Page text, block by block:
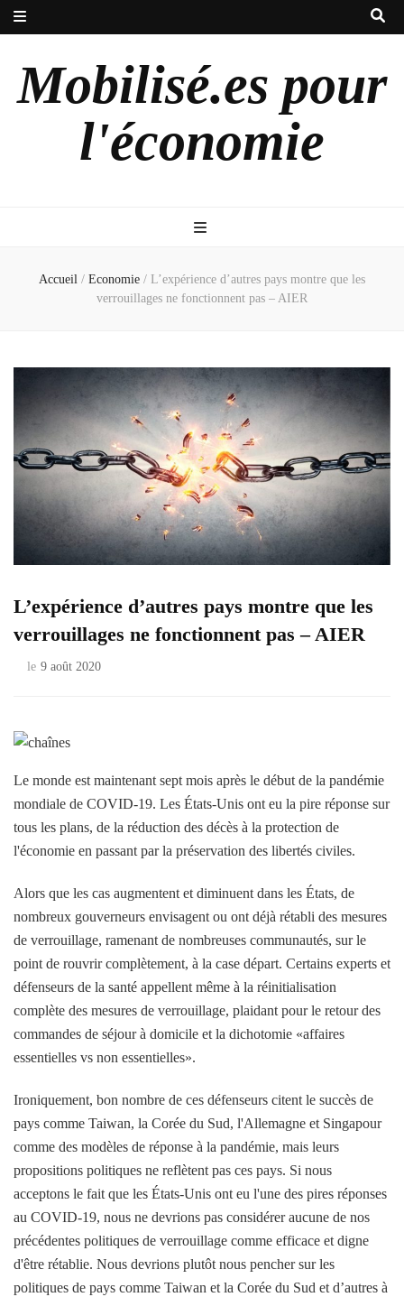
Mobilisé.es pour
l'économie
Accueil / Economie / L’expérience d’autres pays montre que les
verrouillages ne fonctionnent pas – AIER
L’expérience d’autres pays montre que les
verrouillages ne fonctionnent pas – AIER
le 9 août 2020
Le monde est maintenant sept mois après le début de la pandémie
mondiale de COVID-19. Les États-Unis ont eu la pire réponse sur
tous les plans, de la réduction des décès à la protection de
l'économie en passant par la préservation des libertés civiles.
Alors que les cas augmentent et diminuent dans les États, de
nombreux gouverneurs envisagent ou ont déjà rétabli des mesures
de verrouillage, ramenant de nombreuses communautés, sur le
point de rouvrir complètement, à la case départ. Certains experts et
défenseurs de la santé appellent même à la réinitialisation
complète des mesures de verrouillage, plaidant pour le retour des
commandes de séjour à domicile et la dichotomie «affaires
essentielles vs non essentielles».
Ironiquement, bon nombre de ces défenseurs citent le succès de
pays comme Taiwan, la Corée du Sud, l'Allemagne et Singapour
comme des modèles de réponse à la pandémie, mais leurs
propositions politiques ne reflètent pas ces pays. Si nous
acceptons le fait que les États-Unis ont eu l'une des pires réponses
au COVID-19, nous ne devrions pas considérer aucune de nos
précédentes politiques de verrouillage comme efficace et digne
d'être rétablie. Nous devrions plutôt nous pencher sur les
politiques de pays comme Taiwan et la Corée du Sud et d’autres à